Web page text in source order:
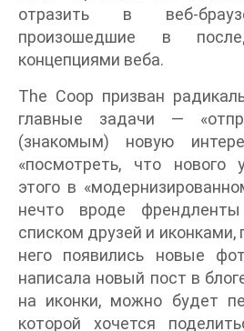
отразить в веб-
произошедшие в
концепциями веба.
The Coop призван
главные задачи —
(знакомым) новую
«посмотреть, что нового
этого в
нечто вроде
списком друзей и
него появились новые
написала новый пост в
на иконки, можно будет
которой хочется